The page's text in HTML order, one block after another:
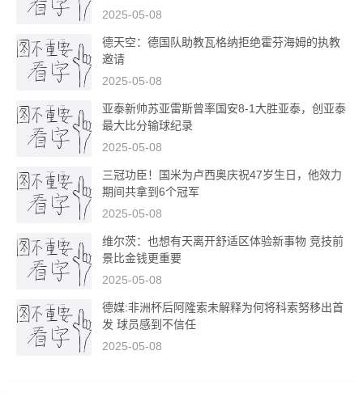
2025-05-08
德天空：德国队助教瓦格纳拒绝霍芬海姆的执教
邀请
2025-05-08
亚泰新帅苏亚雷斯曾率国安8-1大胜亚泰，创亚泰
最大比分输球纪录
2025-05-08
三冠功臣！国米为卢西奥庆祝47岁生日，他效力
期间共拿到6个冠军
2025-05-08
维尔茨：也想有天离开舒适区体验新事物 竞技前
景比金钱更重要
2025-05-08
德媒:非洲杯后阿隆索未解释为何将科索努移出首
发 球员感到不信任
2025-05-08